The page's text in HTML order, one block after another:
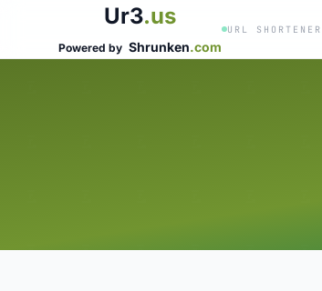
Ur3.us
Powered by Shrunken.com
URL SHORTENER